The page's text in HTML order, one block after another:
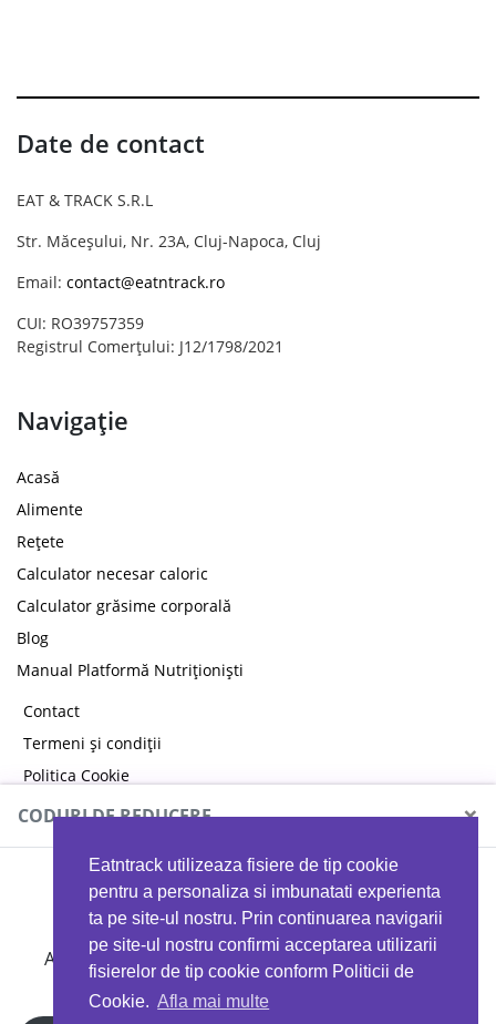
Eatntrack utilizeaza fisiere de tip cookie
pentru a personaliza si imbunatati experienta
ta pe site-ul nostru. Prin continuarea navigarii
pe site-ul nostru confirmi acceptarea utilizarii
fisierelor de tip cookie conform Politicii de
Cookie. Afla mai multe
Date de contact
EAT & TRACK S.R.L
Str. Măceșului, Nr. 23A, Cluj-Napoca, Cluj
Email: contact@eatntrack.ro
CUI: RO39757359
Registrul Comerțului: J12/1798/2021
Navigație
Acasă
Alimente
Rețete
Calculator necesar caloric
Calculator grăsime corporală
Blog
Manual Platformă Nutriționiști
Contact
Termeni și condiții
Politica Cookie
Politica de confidențialitate
CODURI DE REDUCERE ×
MYPROTEIN
Ai 40%reducere la orice comandă folosind codul
EATTRACK